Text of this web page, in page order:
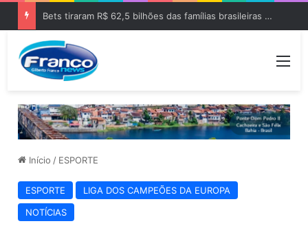
Bets tiraram R$ 62,5 bilhões das famílias brasileiras em 2025
Início / ESPORTE
ESPORTE
LIGA DOS CAMPEÕES DA EUROPA
NOTÍCIAS